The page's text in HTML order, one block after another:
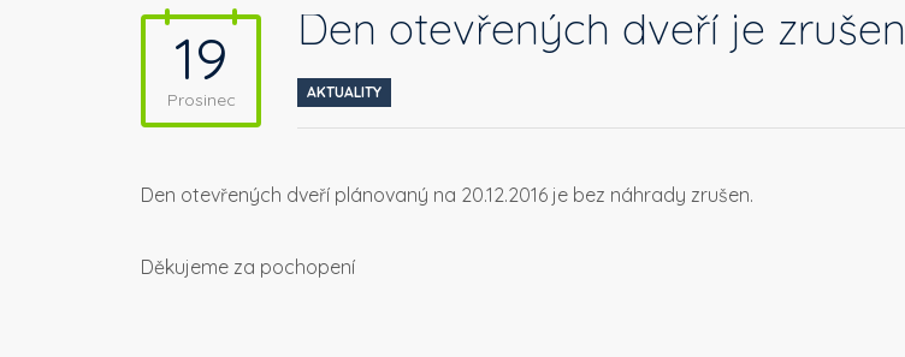
19
Prosinec
Den otevřených dveří je zrušen
AKTUALITY
Den otevřených dveří plánovaný na 20.12.2016 je bez náhrady zrušen.
Děkujeme za pochopení